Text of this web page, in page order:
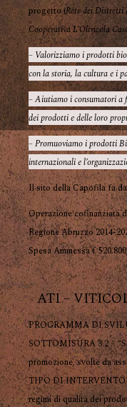
progetto (Rete dei Distretti
Cooperativa L’Olivicola
– Valorizziamo i prodotti
con la storia, la cultura e i
– Aiutiamo i consumatori a
dei prodotti e delle loro
– Promuoviamo i prodotti
internazionali e
Il sito della Capofila fa
Operazione cofinanziata
Regione Abruzzo 2014-
Spesa Ammessa €
ATI –
PROGRAMMA DI
SOTTOMISURA 3.2 –
promozione, svolte da
TIPO DI INTERVENTO
regimi di qualità dei